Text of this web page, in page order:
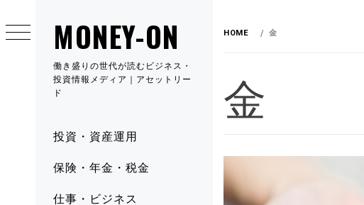
MONEY-ON
働き盛りの世代が読むビジネス・
投資情報メディア｜アセットリー
ド
投資・資産運用
保険・年金・税金
仕事・ビジネス
HOME 金
金